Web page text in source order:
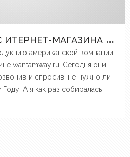
Х
ОРОШИЙ СЕРВИС ИТЕРНЕТ-МАГАЗИНА AMWAY
американской компании
wantamway.ru. Сегодня они
и спросив, не нужно ли
А я как раз собиралась